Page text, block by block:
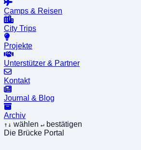
Camps & Reisen
City Trips
Projekte
Unterstützer & Partner
Kontakt
Journal & Blog
Archiv
↑↓ wählen ↵ bestätigen
Die Brücke Portal